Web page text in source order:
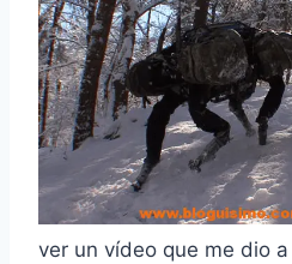
ver un ví­deo que me dio